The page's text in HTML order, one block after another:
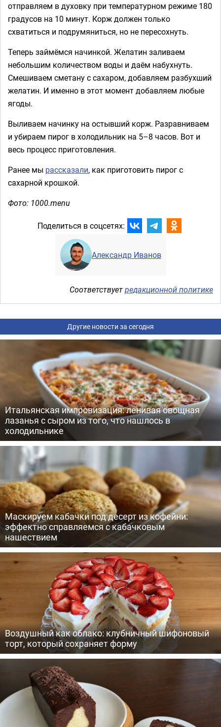
отправляем в духовку при температурном режиме 180
градусов на 10 минут. Корж должен только
схватиться и подрумяниться, но не пересохнуть.
Теперь займёмся начинкой. Желатин заливаем
небольшим количеством воды и даём набухнуть.
Смешиваем сметану с сахаром, добавляем разбухший
желатин. И именно в этот момент добавляем любые
ягоды.
Выливаем начинку на остывший корж. Разравниваем
и убираем пирог в холодильник на 5–8 часов. Вот и
весь процесс приготовления.
Ранее мы рассказали, как приготовить пирог с
сахарной крошкой.
Фото: 1000.menu
Поделиться в соцсетях:
Александр Иванов
Соответствуетредакционной политике
Другие новости за сегодня
Итальянская импровизация: ленивая овощная
лазанья с сыром из того, что нашлось в
холодильнике
Маскируем кабачки под десерт из кофейни:
эффектно справляемся с кабачковым
нашествием
Воздушный как облако: клубничный шифоновый
торт, который сохраняет форму